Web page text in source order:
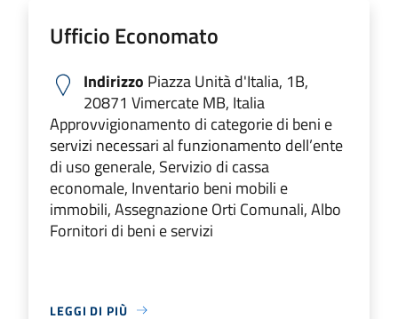
Ufficio Economato
Indirizzo Piazza Unità d'Italia, 1B,
20871 Vimercate MB, Italia
Approvvigionamento di categorie di beni e
servizi necessari al funzionamento dell’ente
di uso generale, Servizio di cassa
economale, Inventario beni mobili e
immobili, Assegnazione Orti Comunali, Albo
Fornitori di beni e servizi
LEGGI DI PIÙ